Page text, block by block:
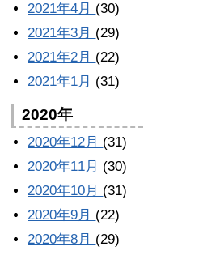
2021年4月 (30)
2021年3月 (29)
2021年2月 (22)
2021年1月 (31)
2020年
2020年12月 (31)
2020年11月 (30)
2020年10月 (31)
2020年9月 (22)
2020年8月 (29)